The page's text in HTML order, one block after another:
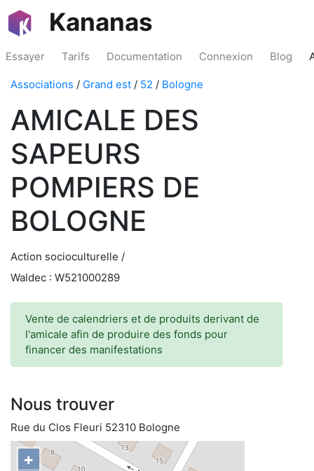
Kananas
Essayer Tarifs Documentation Connexion Blog
Associations / Grand est / 52 / Bologne
AMICALE DES
SAPEURS
POMPIERS DE
BOLOGNE
Action socioculturelle /
Waldec : W521000289
Vente de calendriers et de produits derivant de
l'amicale afin de produire des fonds pour
financer des manifestations
Nous trouver
Rue du Clos Fleuri 52310 Bologne
+